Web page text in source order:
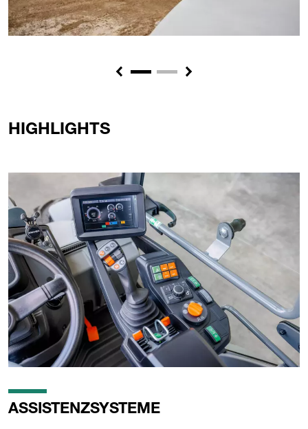
Previous Next
HIGHLIGHTS
ASSISTENZSYSTEME